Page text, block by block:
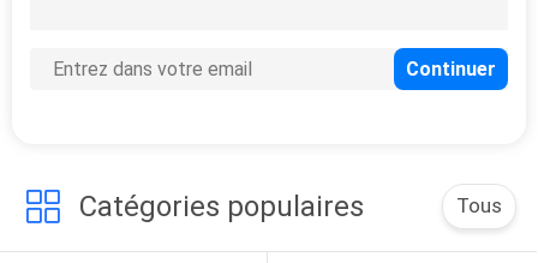
Catégories populaires Tous